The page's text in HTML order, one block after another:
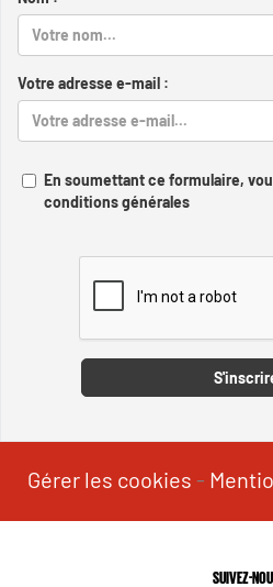
Votre adresse e-mail :
En soumettant ce formulaire,
conditions générales
Gérer les cookies -
SUIVEZ-